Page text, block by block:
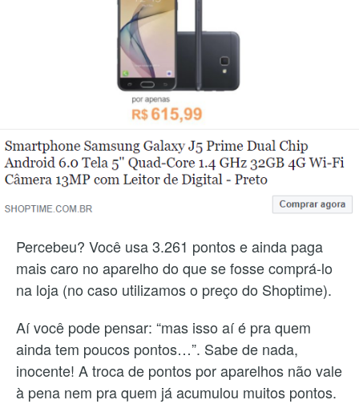
Percebeu? Você usa 3.261 pontos e ainda paga
mais caro no aparelho do que se fosse comprá-lo
na loja (no caso utilizamos o preço do Shoptime).
Aí você pode pensar: “mas isso aí é pra quem
ainda tem poucos pontos…”. Sabe de nada,
inocente! A troca de pontos por aparelhos não vale
à pena nem pra quem já acumulou muitos pontos.